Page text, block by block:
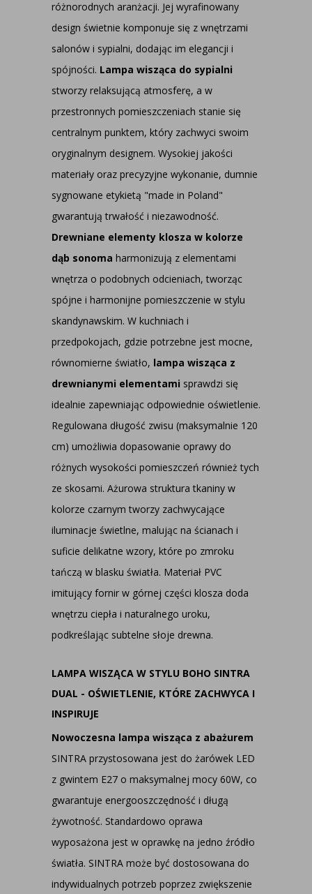
różnorodnych aranżacji. Jej wyrafinowany
design świetnie komponuje się z wnętrzami
salonów i sypialni, dodając im elegancji i
spójności. Lampa wisząca do sypialni
stworzy relaksującą atmosferę, a w
przestronnych pomieszczeniach stanie się
centralnym punktem, który zachwyci swoim
oryginalnym designem. Wysokiej jakości
materiały oraz precyzyjne wykonanie, dumnie
sygnowane etykietą "made in Poland"
gwarantują trwałość i niezawodność.
Drewniane elementy klosza w kolorze
dąb sonoma harmonizują z elementami
wnętrza o podobnych odcieniach, tworząc
spójne i harmonijne pomieszczenie w stylu
skandynawskim. W kuchniach i
przedpokojach, gdzie potrzebne jest mocne,
równomierne światło, lampa wisząca z
drewnianymi elementami sprawdzi się
idealnie zapewniając odpowiednie oświetlenie.
Regulowana długość zwisu (maksymalnie 120
cm) umożliwia dopasowanie oprawy do
różnych wysokości pomieszczeń również tych
ze skosami. Ażurowa struktura tkaniny w
kolorze czarnym tworzy zachwycające
iluminacje świetlne, malując na ścianach i
suficie delikatne wzory, które po zmroku
tańczą w blasku światła. Materiał PVC
imitujący fornir w górnej części klosza doda
wnętrzu ciepła i naturalnego uroku,
podkreślając subtelne słoje drewna.
LAMPA WISZĄCA W STYLU BOHO SINTRA
DUAL - OŚWIETLENIE, KTÓRE ZACHWYCA I
INSPIRUJE
Nowoczesna lampa wisząca z abażurem
SINTRA przystosowana jest do żarówek LED
z gwintem E27 o maksymalnej mocy 60W, co
gwarantuje energooszczędność i długą
żywotność. Standardowo oprawa
wyposażona jest w oprawkę na jedno źródło
światła. SINTRA może być dostosowana do
indywidualnych potrzeb poprzez zwiększenie